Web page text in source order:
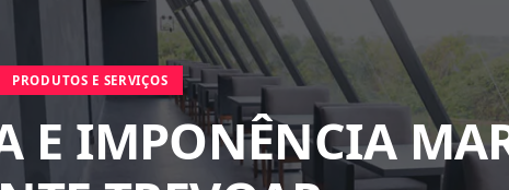
PRODUTOS E SERVIÇOS
E IMPONÊNCIA